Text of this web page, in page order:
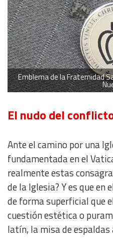
Emblema de la Fraternidad
El nudo del
Ante el camino por una
fundamentada en el
realmente estas
de la Iglesia? Y es que en
de forma superficial que
cuestión estética o
latín, la misa de